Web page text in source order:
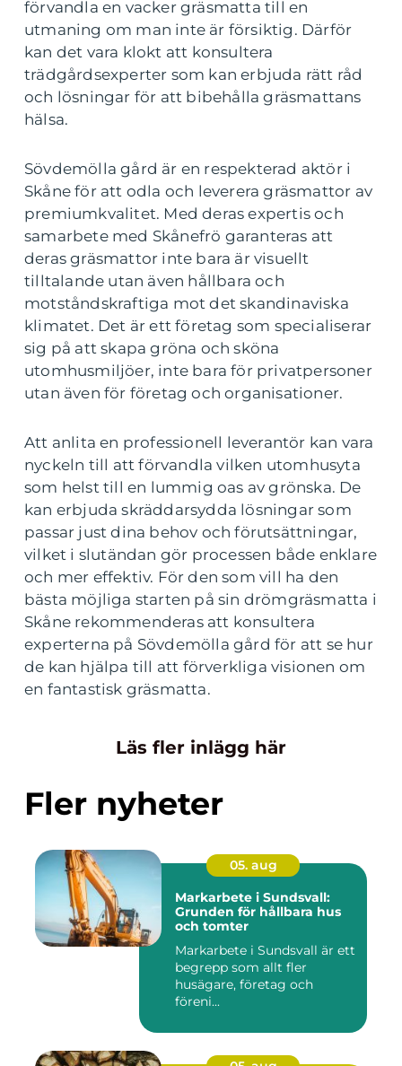
förvandla en vacker gräsmatta till en
utmaning om man inte är försiktig. Därför
kan det vara klokt att konsultera
trädgårdsexperter som kan erbjuda rätt råd
och lösningar för att bibehålla gräsmattans
hälsa.
Sövdemölla gård är en respekterad aktör i
Skåne för att odla och leverera gräsmattor av
premiumkvalitet. Med deras expertis och
samarbete med Skånefrö garanteras att
deras gräsmattor inte bara är visuellt
tilltalande utan även hållbara och
motståndskraftiga mot det skandinaviska
klimatet. Det är ett företag som specialiserar
sig på att skapa gröna och sköna
utomhusmiljöer, inte bara för privatpersoner
utan även för företag och organisationer.
Att anlita en professionell leverantör kan vara
nyckeln till att förvandla vilken utomhusyta
som helst till en lummig oas av grönska. De
kan erbjuda skräddarsydda lösningar som
passar just dina behov och förutsättningar,
vilket i slutändan gör processen både enklare
och mer effektiv. För den som vill ha den
bästa möjliga starten på sin drömgräsmatta i
Skåne rekommenderas att konsultera
experterna på Sövdemölla gård för att se hur
de kan hjälpa till att förverkliga visionen om
en fantastisk gräsmatta.
Läs fler inlägg här
Fler nyheter
05. aug
Markarbete i Sundsvall:
Grunden för hållbara hus
och tomter
Markarbete i Sundsvall är ett
begrepp som allt fler
husägare, företag och
föreni...